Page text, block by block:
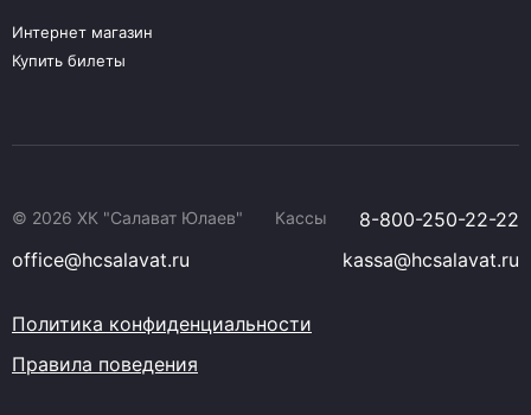
Интернет магазин
Купить билеты
© 2026 ХК "Салават Юлаев" Кассы
8-800-250-22-22
office@hcsalavat.ru
kassa@hcsalavat.ru
Политика конфиденциальности
Правила поведения